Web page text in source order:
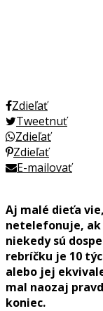
Zdieľať
Tweetnuť
Zdieľať
Zdieľať
E-mailovať
Aj malé dieťa
netelefonuje, ak
niekedy sú
rebríčku je 10
alebo jej
mal naozaj
koniec.